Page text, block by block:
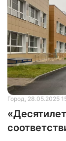
которых к
канцтовары,
рюкзак.&nbsp;
Город, 28.05.2025